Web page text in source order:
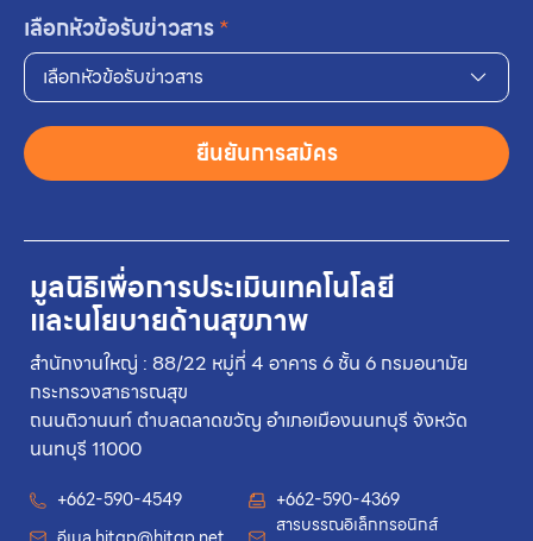
มูลนิธิเพื่อการประเมินเทคโนโลยี
และนโยบายด้านสุขภาพ
สำนักงานใหญ่ : 88/22 หมู่ที่ 4 อาคาร 6 ชั้น 6 กรมอนามัย
กระทรวงสาธารณสุข
ถนนติวานนท์ ตำบลตลาดขวัญ อำเภอเมืองนนทบุรี จังหวัด
นนทบุรี 11000
+662-590-4549
+662-590-4369
สารบรรณอิเล็กทรอนิกส์
เลือกหัวข้อรับข่าวสาร*
เลือกหัวข้อรับข่าวสาร
ยืนยันการสมัคร